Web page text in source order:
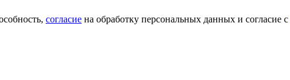
согласие на обработку персональных данных и согласие с